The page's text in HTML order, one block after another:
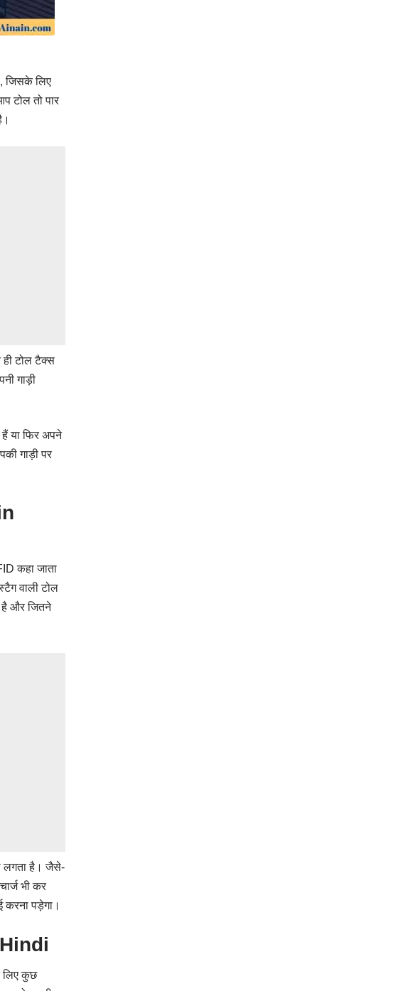
जिसके लिए
टोल तो पार
टोल टैक्स
गाड़ी
या फिर अपने
गाड़ी पर
कहा जाता
वाली टोल
है और जितने
लगता है। जैसे-
भी कर
करना पड़ेगा।
लिए कुछ